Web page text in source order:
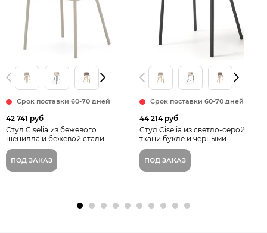
Срок поставки 60-70 дней
42 741 руб
Стул Ciselia из бежевого
шенилла и бежевой стали
Испания La Forma
ПОД ЗАКАЗ
Срок поставки 60-70 дней
44 214 руб
Стул Ciselia из светло-серой
ткани букле и черными
металлическими ножками
Испания La Forma
ПОД ЗАКАЗ